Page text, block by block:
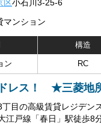
区小石川3-25-6
マンション
構造
ン RC
レス！ ★三菱地
目の高級賃貸レジデン
江戸線「春日」駅徒歩8